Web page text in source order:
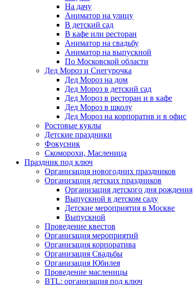
На дачу
Аниматор на улицу
В детский сад
В кафе или ресторан
Аниматор на свадьбу
Аниматор на выпускной
По Московской области
Дед Мороз и Снегурочка
Дед Мороз на дом
Дед Мороз в детский сад
Дед Мороз в ресторан и в кафе
Дед Мороз в школу
Дед Мороз на корпоратив и в офис
Ростовые куклы
Детские праздники
Фокусник
Скоморохи, Масленица
Праздник под ключ
Организация новогодних праздников
Организация детских праздников
Организация детского дня рождения
Выпускной в детском саду
Детские мероприятия в Москве
Выпускной
Проведение квестов
Организация мероприятий
Организация корпоратива
Организация Свадьбы
Организация Юбилея
Проведение масленицы
BTL: организация под ключ